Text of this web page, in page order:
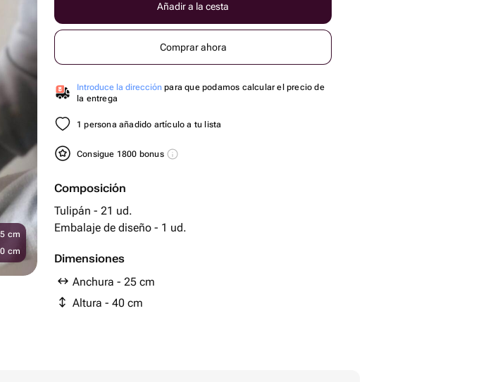
Añadir a la cesta
Comprar ahora
Introduce la dirección para que podamos calcular el precio de
la entrega
1 persona añadido artículo a tu lista
Consigue 1800 bonus
Composición
Tulipán - 21 ud.
Embalaje de diseño - 1 ud.
Dimensiones
Anchura - 25 cm
Altura - 40 cm
cm
cm